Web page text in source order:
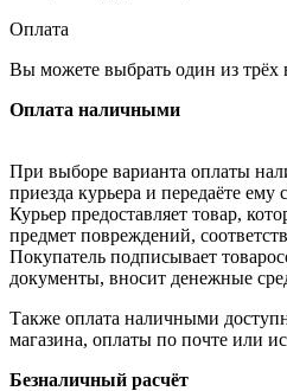
Оплата
Вы можете выбрать один из трёх
Оплата наличными
При выборе варианта оплаты
приезда курьера и передаёте ему
Курьер предоставляет товар,
предмет повреждений,
Покупатель подписывает
документы, вносит денежные
Также оплата наличными
магазина, оплаты по почте или
Безналичный расчёт